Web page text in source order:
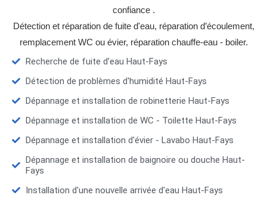
confiance .
Détection et réparation de fuite d'eau, réparation d’écoulement,
remplacement WC ou évier, réparation chauffe-eau - boiler.
Recherche de fuite d’eau Haut-Fays
Détection de problèmes d'humidité Haut-Fays
Dépannage et installation de robinetterie Haut-Fays
Dépannage et installation de WC - Toilette Haut-Fays
Dépannage et installation d'évier - Lavabo Haut-Fays
Dépannage et installation de baignoire ou douche Haut-
Fays
Installation d'une nouvelle arrivée d'eau Haut-Fays